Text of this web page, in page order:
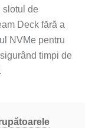
slotul de
Deck fără a
NVMe pentru
timpi de